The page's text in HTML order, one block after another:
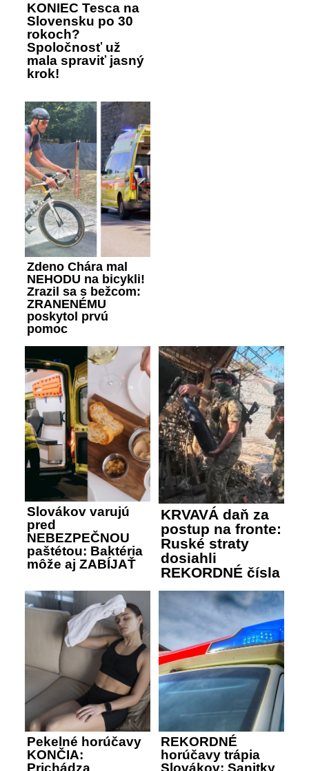
KONIEC Tesca na
Slovensku po 30
rokoch?
Spoločnosť už
mala spraviť jasný
krok!
Zdeno Chára mal
NEHODU na bicykli!
Zrazil sa s bežcom:
ZRANENÉMU
poskytol prvú
pomoc
Slovákov varujú
pred
NEBEZPEČNOU
paštétou: Baktéria
môže aj ZABÍJAŤ
KRVAVÁ daň za
postup na fronte:
Ruské straty
dosiahli
REKORDNÉ čísla
Pekelné horúčavy
KONČIA:
Prichádza
REKORDNÉ
horúčavy trápia
Slovákov: Sanitky